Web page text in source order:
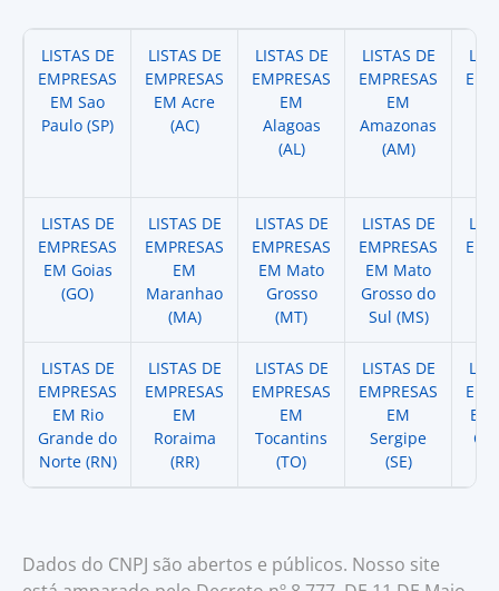
LISTAS DE
EMPRESAS
EM Sao
Paulo (SP)
LISTAS DE
EMPRESAS
EM Acre
(AC)
LISTAS DE
EMPRESAS
EM
Alagoas
(AL)
LISTAS DE
EMPRESAS
EM
Amazonas
(AM)
LISTAS DE
EMPRESAS
EM Goias
(GO)
LISTAS DE
EMPRESAS
EM
Maranhao
(MA)
LISTAS DE
EMPRESAS
EM Mato
Grosso
(MT)
LISTAS DE
EMPRESAS
EM Mato
Grosso do
Sul (MS)
LISTAS DE
EMPRESAS
EM Rio
Grande do
Norte (RN)
LISTAS DE
EMPRESAS
EM
Roraima
(RR)
LISTAS DE
EMPRESAS
EM
Tocantins
(TO)
LISTAS DE
EMPRESAS
EM
Sergipe
(SE)
EM
Dados do CNPJ são abertos e públicos. Nosso site